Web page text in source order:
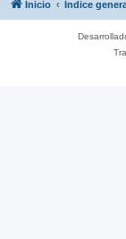
Inicio Índice